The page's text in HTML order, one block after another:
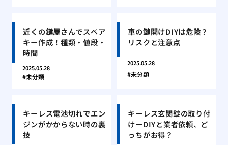
近くの鍵屋さんでスペア
キー作成！種類・値段・
時間
2025.05.28
未分類
車の鍵開けDIYは危険？
リスクと注意点
2025.05.28
未分類
キーレス電池切れでエン
ジンがかからない時の裏
技
キーレス玄関錠の取り付
けーDIYと業者依頼、ど
っちがお得？